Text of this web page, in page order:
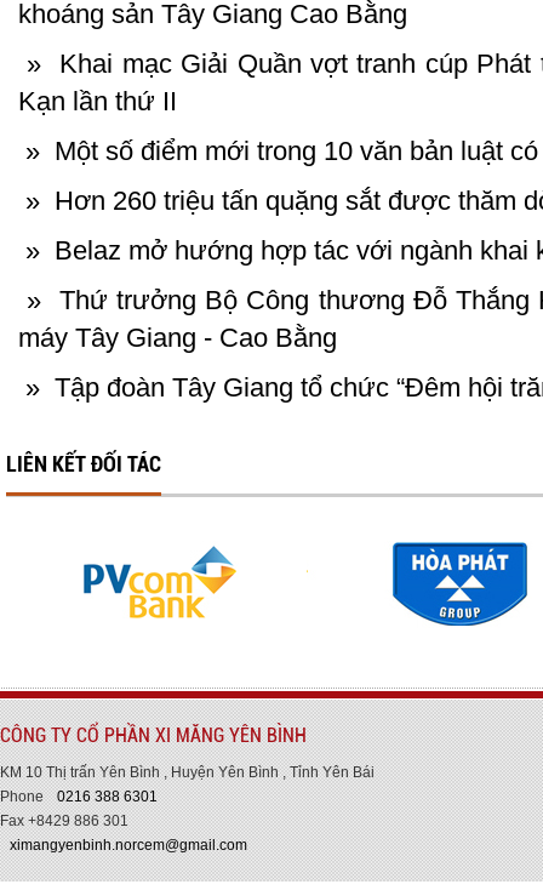
khoáng sản Tây Giang Cao Bằng
»
Khai mạc Giải Quần vợt tranh cúp
Kạn lần thứ II
» Một số điểm mới trong 10 văn bản luật
» Hơn 260 triệu tấn quặng sắt được thăm
» Belaz mở hướng hợp tác với ngành khai
» Thứ trưởng Bộ Công thương Đỗ Thắng
máy Tây Giang - Cao Bằng
» Tập đoàn Tây Giang tổ chức “Đêm hội
LIÊN KẾT ĐỐI TÁC
CÔNG TY CỔ PHẦN XI MĂNG YÊN BÌNH
KM 10 Thị trấn Yên Bình , Huyện Yên Bình , Tỉnh Yên Bái
Phone
0216 388 6301
Fax +8429 886 301
ximangyenbinh.norcem@gmail.com